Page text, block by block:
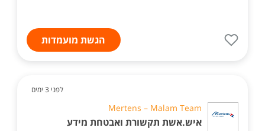
הגשת מועמדות
לפני 3 ימים
Mertens – Malam Team
איש.אשת תקשורת ואבטחת מידע